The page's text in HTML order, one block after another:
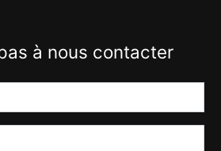
à nous contacter